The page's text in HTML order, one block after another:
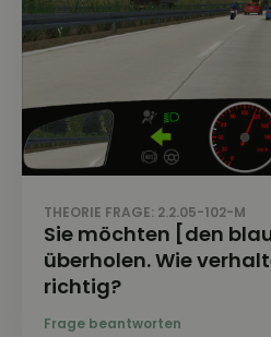
THEORIE FRAGE: 2.2.05-102-M
Sie möchten [den
überholen. Wie
richtig?